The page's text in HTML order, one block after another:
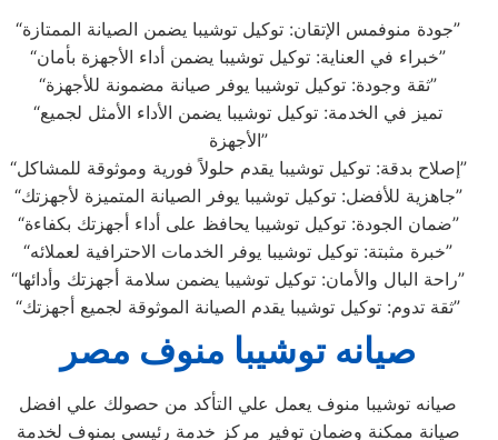
“جودة منوفمس الإتقان: توكيل توشيبا يضمن الصيانة الممتازة”
“خبراء في العناية: توكيل توشيبا يضمن أداء الأجهزة بأمان”
“ثقة وجودة: توكيل توشيبا يوفر صيانة مضمونة للأجهزة”
“تميز في الخدمة: توكيل توشيبا يضمن الأداء الأمثل لجميع
الأجهزة”
“إصلاح بدقة: توكيل توشيبا يقدم حلولاً فورية وموثوقة للمشاكل”
“جاهزية للأفضل: توكيل توشيبا يوفر الصيانة المتميزة لأجهزتك”
“ضمان الجودة: توكيل توشيبا يحافظ على أداء أجهزتك بكفاءة”
“خبرة مثبتة: توكيل توشيبا يوفر الخدمات الاحترافية لعملائه”
“راحة البال والأمان: توكيل توشيبا يضمن سلامة أجهزتك وأدائها”
“ثقة تدوم: توكيل توشيبا يقدم الصيانة الموثوقة لجميع أجهزتك”
صيانه توشيبا منوف مصر
صيانه توشيبا منوف يعمل علي التأكد من حصولك علي افضل
صيانة ممكنة وضمان توفير مركز خدمة رئيسي بمنوف لخدمة